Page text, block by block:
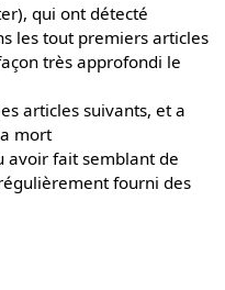
qui ont détecté
les tout premiers articles
très approfondi le
articles suivants, et a
mort
avoir fait semblant de
fourni des